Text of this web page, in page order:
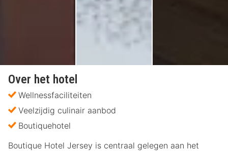
Over het hotel
Wellnessfaciliteiten
Veelzijdig culinair aanbod
Boutiquehotel
Boutique Hotel Jersey is centraal gelegen aan het